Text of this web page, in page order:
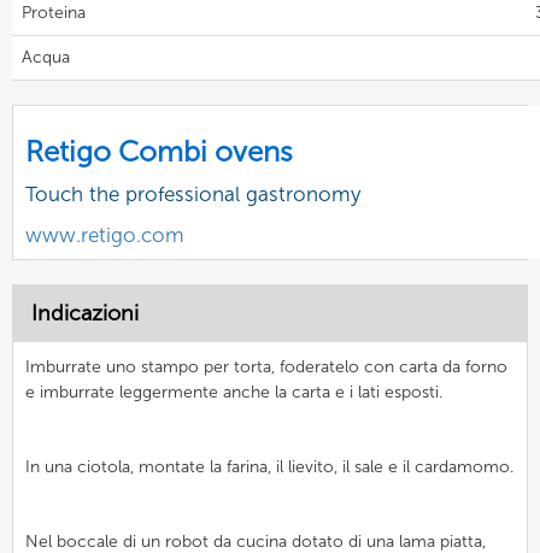
Proteina
Acqua
Retigo Combi ovens
Touch the professional gastronomy
www.retigo.com
Indicazioni
Imburrate uno stampo per torta, foderatelo con carta da forno
e imburrate leggermente anche la carta e i lati esposti.
In una ciotola, montate la farina, il lievito, il sale e il cardamomo.
Nel boccale di un robot da cucina dotato di una lama piatta,